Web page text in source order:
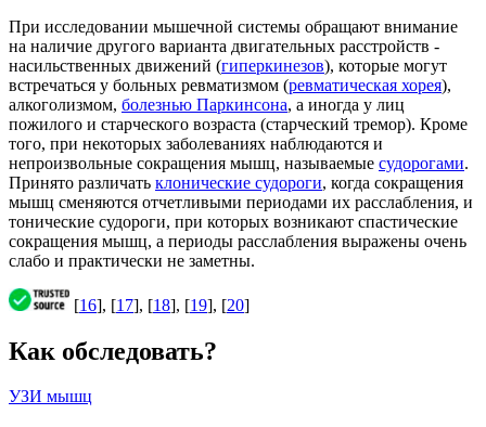
При исследовании мышечной системы обращают внимание
на наличие другого варианта двигательных расстройств -
насильственных движений (гиперкинезов), которые могут
встречаться у больных ревматизмом (ревматическая хорея),
алкоголизмом, болезнью Паркинсона, а иногда у лиц
пожилого и старческого возраста (старческий тремор). Кроме
того, при некоторых заболеваниях наблюдаются и
непроизвольные сокращения мышц, называемые судорогами.
Принято различать клонические судороги, когда сокращения
мышц сменяются отчетливыми периодами их расслабления, и
тонические судороги, при которых возникают спастические
сокращения мышц, а периоды расслабления выражены очень
слабо и практически не заметны.
[16], [17], [18], [19], [20]
Как обследовать?
УЗИ мышц